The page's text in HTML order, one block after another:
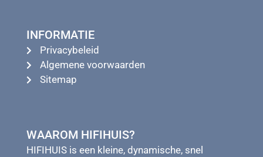
INFORMATIE
Privacybeleid
Algemene voorwaarden
Sitemap
WAAROM HIFIHUIS?
HIFIHUIS is een kleine, dynamische, snel